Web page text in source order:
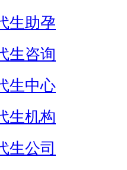
生助孕
生咨询
生中心
生机构
生公司